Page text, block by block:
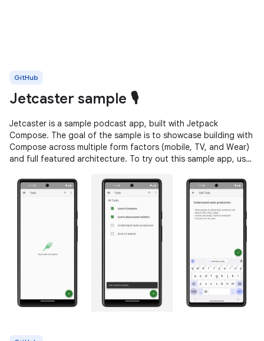
GitHub
Jetcaster sample 🎙️
Jetcaster is a sample podcast app, built with Jetpack
Compose. The goal of the sample is to showcase building with
Compose across multiple form factors (mobile, TV, and Wear)
and full featured architecture. To try out this sample app, use